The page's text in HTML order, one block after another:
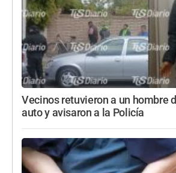
Vecinos retuvieron a un hombre
auto y avisaron a la Policía